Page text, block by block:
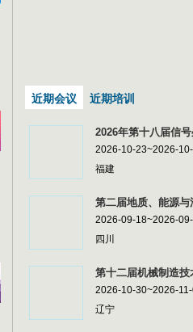
近期会议 近期培训
2026年第十八届信
2026-10-23~2026-
福建
第二届地质、能源
2026-09-18~2026-
四川
第十二届机械制造
2026-10-30~2026-
辽宁